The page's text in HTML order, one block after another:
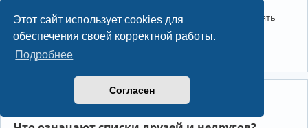
Этот сайт использует cookies для
обеспечения своей корректной работы.
Подробнее
Согласен
Администратор конференции сможет в этом случае принять
меры.
Друзья и недруги